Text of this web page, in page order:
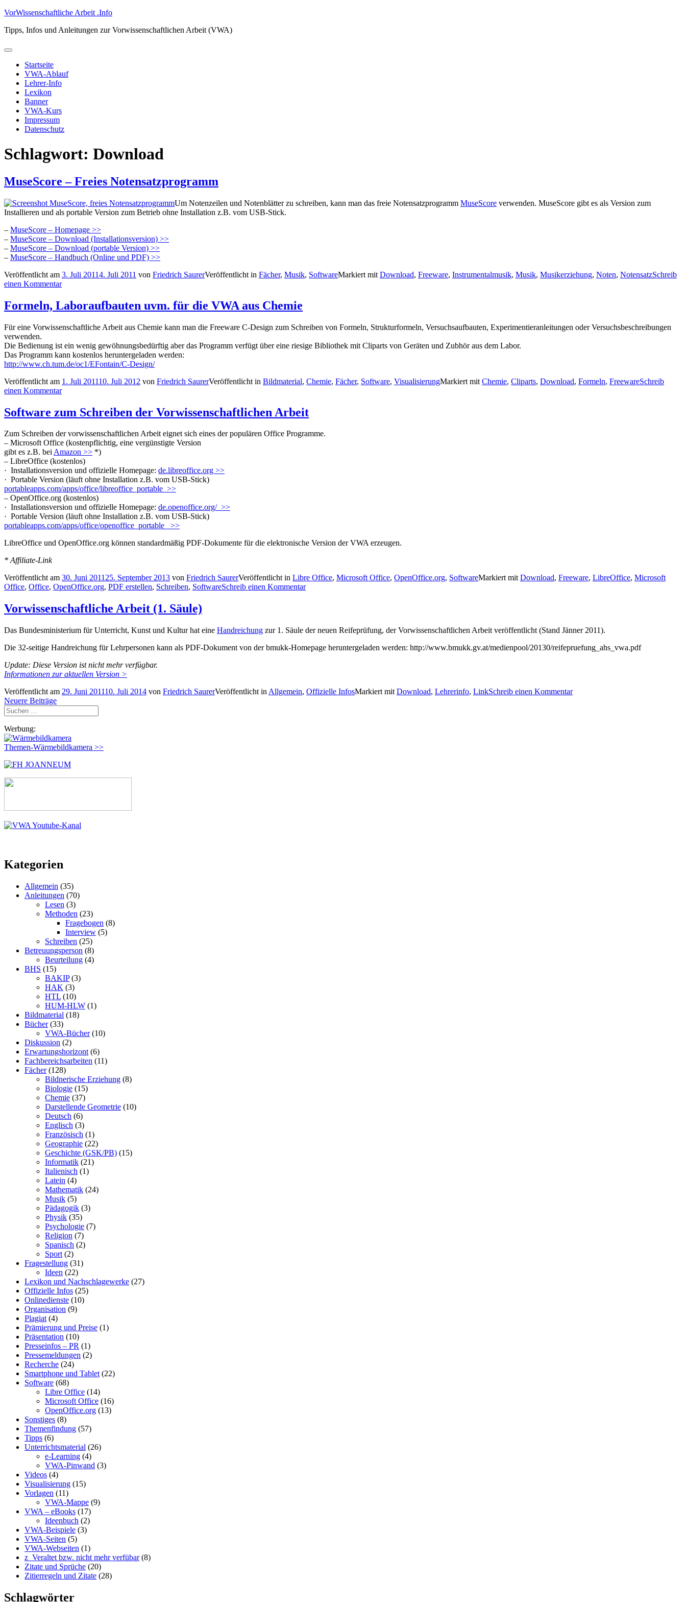
Zum
springen
VorWissenschaftliche Arbeit .Info
Tipps, Infos und Anleitungen zur Vorwissenschaftlichen Arbeit (VWA)
Primäres
Startseite
VWA-Ablauf
Lehrer-Info
Lexikon
Banner
VWA-Kurs
Impressum
Datenschutz
Schlagwort: Download
MuseScore – Freies Notensatzprogramm
Um Notenzeilen und Notenblätter zu schreiben, kann man das freie Notensatzprogramm MuseScore verwenden. MuseScore gibt es als Version zum
Installieren und als portable Version zum Betrieb ohne Installation z.B. vom USB-Stick.
– MuseScore – Homepage >>
– MuseScore – Download (Installationsversion) >>
– MuseScore – Download (portable Version) >>
– MuseScore – Handbuch (Online und PDF) >>
Veröffentlicht am 3. Juli 20114. Juli 2011 von Friedrich SaurerVeröffentlicht in Fächer, Musik, SoftwareMarkiert mit Download, Freeware, Instrumentalmusik, Musik, Musikerziehung, Noten, NotensatzSchreib
einen Kommentar
Formeln, Laboraufbauten uvm. für die VWA aus Chemie
Für eine Vorwissenschaftliche Arbeit aus Chemie kann man die Freeware C-Design zum Schreiben von Formeln, Strukturformeln, Versuchsaufbauten, Experimentieranleitungen oder Versuchsbeschreibungen
verwenden.
Die Bedienung ist ein wenig gewöhnungsbedürftig aber das Programm verfügt über eine riesige Bibliothek mit Cliparts von Geräten und Zubhör aus dem Labor.
Das Programm kann kostenlos heruntergeladen werden:
http://www.ch.tum.de/oc1/EFontain/C-Design/
Veröffentlicht am 1. Juli 201110. Juli 2012 von Friedrich SaurerVeröffentlicht in Bildmaterial, Chemie, Fächer, Software, VisualisierungMarkiert mit Chemie, Cliparts, Download, Formeln, FreewareSchreib
einen Kommentar
Software zum Schreiben der Vorwissenschaftlichen Arbeit
Zum Schreiben der vorwissenschaftlichen Arbeit eignet sich eines der populären Office Programme.
– Microsoft Office (kostenpflichtig, eine vergünstigte Version
gibt es z.B. beiAmazon >> *)
– LibreOffice (kostenlos)
· Installationsversion und offizielle Homepage: de.libreoffice.org >>
· Portable Version (läuft ohne Installation z.B. vom USB-Stick)
portableapps.com/apps/office/libreoffice_portable >>
– OpenOffice.org (kostenlos)
· Installationsversion und offizielle Homepage: de.openoffice.org/ >>
· Portable Version (läuft ohne Installation z.B. vom USB-Stick)
portableapps.com/apps/office/openoffice_portable >>
LibreOffice und OpenOffice.org können standardmäßig PDF-Dokumente für die elektronische Version der VWA erzeugen.
* Affiliate-Link
Veröffentlicht am 30. Juni 201125. September 2013 von Friedrich SaurerVeröffentlicht in Libre Office, Microsoft Office, OpenOffice.org, SoftwareMarkiert mitDownload, Freeware, LibreOffice, Microsoft
Office, Office, OpenOffice.org, PDF erstellen, Schreiben, SoftwareSchreib einen Kommentar
Vorwissenschaftliche Arbeit (1. Säule)
Das Bundesministerium für Unterricht, Kunst und Kultur hat eine Handreichung zur 1. Säule der neuen Reifeprüfung, der Vorwissenschaftlichen Arbeit veröffentlicht (Stand Jänner 2011).
Die 32-seitige Handreichung für Lehrpersonen kann als PDF-Dokument von der bmukk-Homepage heruntergeladen werden: http://www.bmukk.gv.at/medienpool/20130/reifepruefung_ahs_vwa.pdf
Update: Diese Version ist nicht mehr verfügbar.
Informationen zur aktuellen Version >
Veröffentlicht am 29. Juni 201110. Juli 2014 von Friedrich SaurerVeröffentlicht in Allgemein, Offizielle InfosMarkiert mit Download, Lehrerinfo, LinkSchreib einen Kommentar
Beitragsnavigation
Neuere Beiträge
Suchen
nach:
Werbung:
Themen-Wärmebildkamera >>
Kategorien
Allgemein (35)
Anleitungen (70)
Lesen (3)
Methoden (23)
Fragebogen (8)
Interview (5)
Schreiben (25)
Betreuungsperson (8)
Beurteilung (4)
BHS (15)
BAKIP(3)
HAK (3)
HTL (10)
HUM-HLW (1)
Bildmaterial (18)
Bücher(33)
VWA-Bücher(10)
Diskussion (2)
Erwartungshorizont (6)
Fachbereichsarbeiten (11)
Fächer(128)
Bildnerische Erziehung (8)
Biologie (15)
Chemie (37)
Darstellende Geometrie (10)
Deutsch (6)
Englisch (3)
Französisch (1)
Geographie (22)
Geschichte (GSK/PB) (15)
Informatik (21)
Italienisch (1)
Latein (4)
Mathematik (24)
Musik (5)
Pädagogik (3)
Physik (35)
Psychologie (7)
Religion (7)
Spanisch (2)
Sport (2)
Fragestellung (31)
Ideen (22)
Lexikon und Nachschlagewerke (27)
Offizielle Infos (25)
Onlinedienste (10)
Organisation (9)
Plagiat (4)
Prämierung und Preise (1)
Präsentation (10)
Presseinfos – PR (1)
Pressemeldungen (2)
Recherche (24)
Smartphone und Tablet (22)
Software (68)
Libre Office (14)
Microsoft Office (16)
OpenOffice.org (13)
Sonstiges (8)
Themenfindung (57)
Tipps (6)
Unterrichtsmaterial (26)
e-Learning (4)
VWA-Pinwand (3)
Videos (4)
Visualisierung (15)
Vorlagen (11)
VWA-Mappe (9)
VWA – eBooks (17)
Ideenbuch (2)
VWA-Beispiele (3)
VWA-Seiten (5)
VWA-Webseiten (1)
z_Veraltet bzw. nicht mehr verfübar(8)
Zitate und Sprüche (20)
Zitierregeln und Zitate (28)
Schlagwörter